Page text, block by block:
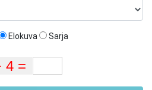
Elokuva Sarja